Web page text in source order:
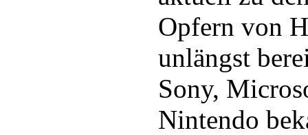
Opfern von
unlängst
Sony,
Nintendo